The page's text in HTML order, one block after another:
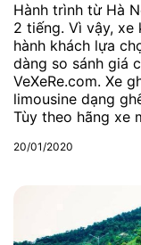
Hành trình từ Hà
2 tiếng. Vì vậy, xe
hành khách lựa
dàng so sánh giá
VeXeRe.com. Xe
limousine dạng
Tùy theo hãng xe
20/01/2020